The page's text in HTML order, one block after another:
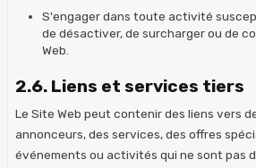
S'engager dans toute activité
de désactiver, de surcharger ou de
Web.
2.6. Liens et services tiers
Le Site Web peut contenir des liens vers
annonceurs, des services, des offres
événements ou activités qui ne sont pas